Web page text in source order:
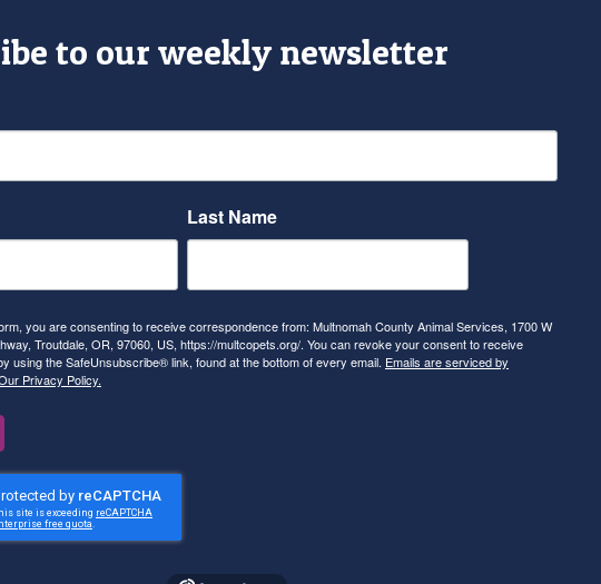
to our weekly newsletter
Last Name
you are consenting to receive correspondence from: Multnomah County Animal Services, 1700 W
Troutdale, OR, 97060, US, https://multcopets.org/. You can revoke your consent to receive
using the SafeUnsubscribe® link, found at the bottom of every email. Emails are serviced by
Privacy Policy.